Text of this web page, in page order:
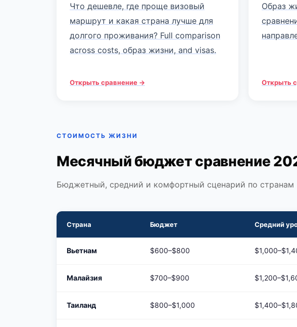
Что дешевле, где проще визовый
маршрут и какая страна лучше для
долгого проживания? Full comparison
across costs, образ жизни, and visas.
Открыть сравнение →
Образ
Открыть
СТОИМОСТЬ ЖИЗНИ
Месячный бюджет сравнение
Бюджетный, средний и комфортный сценарий по странам
Страна Бюджет Средний
Вьетнам $600–$800
Малайзия $700–$900
Таиланд $800–$1,000